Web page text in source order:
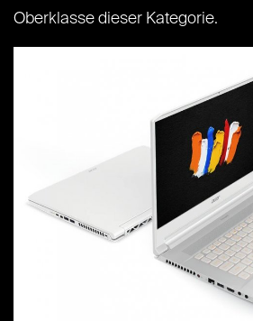
Oberklasse dieser Kategorie.